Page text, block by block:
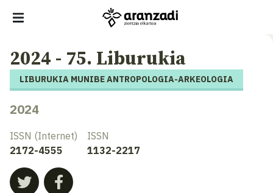
2024 - 75. Liburukia
LIBURUKIA MUNIBE ANTROPOLOGIA-ARKEOLOGIA
2024
ISSN (Internet)
2172-4555
ISSN
1132-2217